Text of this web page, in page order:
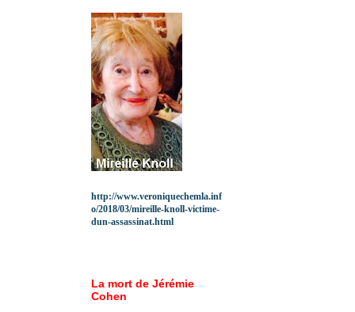
http://www.veroniquechemla.inf
o/2018/03/mireille-knoll-victime-
dun-assassinat.html
La mort de Jérémie
Cohen